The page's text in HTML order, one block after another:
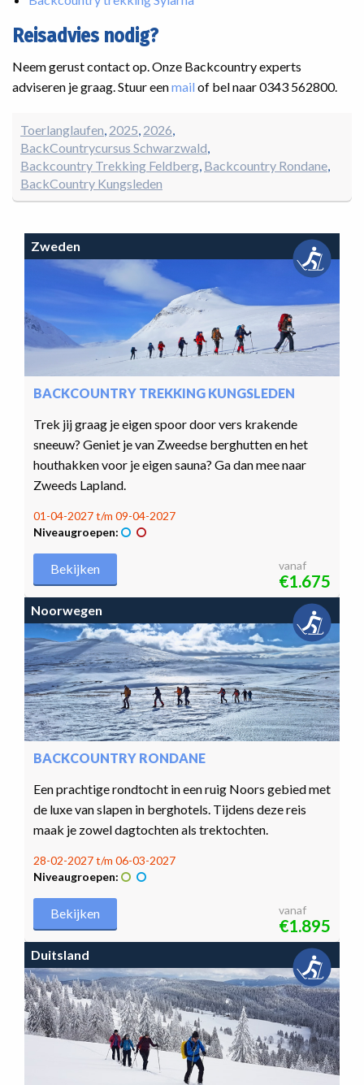
Reisadvies nodig?
Neem gerust contact op. Onze Backcountry experts
adviseren je graag. Stuur eenmail of bel naar 0343 562800.
Toerlanglaufen 2025 2026
BackCountrycursus Schwarzwald
Backcountry Trekking Feldberg Backcountry Rondane
BackCountry Kungsleden
Zweden
BACKCOUNTRY TREKKING KUNGSLEDEN
Trek jij graag je eigen spoor door vers krakende
sneeuw? Geniet je van Zweedse berghutten en het
houthakken voor je eigen sauna? Ga dan mee naar
Zweeds Lapland.
01-04-2027 t/m 09-04-2027
Niveaugroepen:
Bekijken vanaf
€1.675
Noorwegen
BACKCOUNTRY RONDANE
Een prachtige rondtocht in een ruig Noors gebied met
de luxe van slapen in berghotels. Tijdens deze reis
maak je zowel dagtochten als trektochten.
28-02-2027 t/m 06-03-2027
Niveaugroepen:
Bekijken vanaf
€1.895
Duitsland